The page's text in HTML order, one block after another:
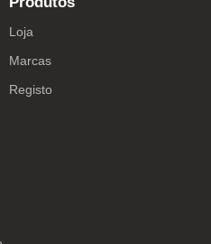
Loja
Marcas
Registo